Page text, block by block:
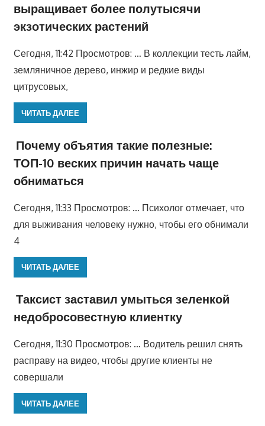
выращивает более полутысячи
экзотических растений
Сегодня, 11:42 Просмотров: … В коллекции тесть лайм,
земляничное дерево, инжир и редкие виды
цитрусовых,
ЧИТАТЬ ДАЛЕЕ
Почему объятия такие полезные:
ТОП-10 веских причин начать чаще
обниматься
Сегодня, 11:33 Просмотров: … Психолог отмечает, что
для выживания человеку нужно, чтобы его обнимали
4
ЧИТАТЬ ДАЛЕЕ
Таксист заставил умыться зеленкой
недобросовестную клиентку
Сегодня, 11:30 Просмотров: … Водитель решил снять
расправу на видео, чтобы другие клиенты не
совершали
ЧИТАТЬ ДАЛЕЕ